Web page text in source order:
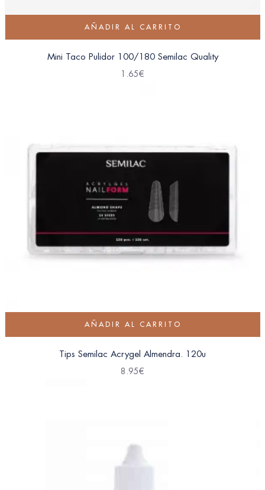
AÑADIR AL CARRITO
Mini Taco Pulidor 100/180 Semilac Quality
1.65€
AÑADIR AL CARRITO
Tips Semilac Acrygel Almendra. 120u
8.95€